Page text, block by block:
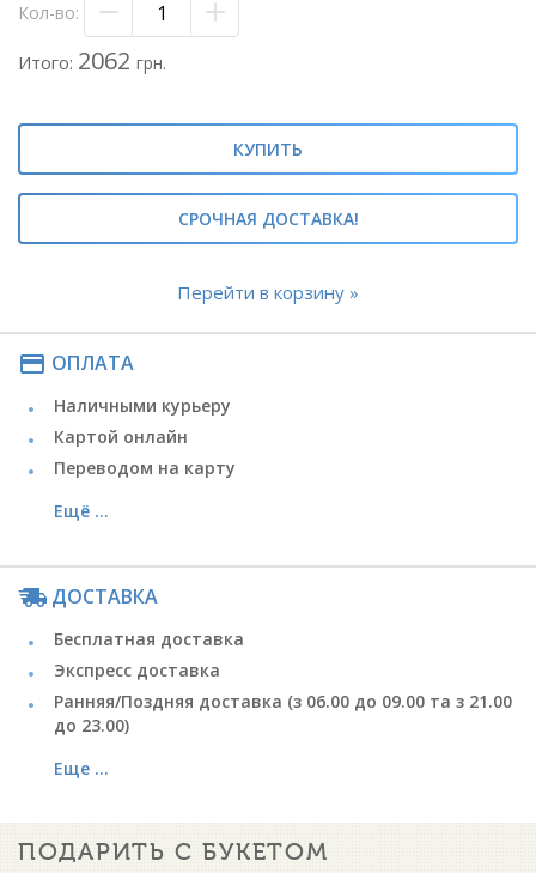
Метки: #розовый букет цветов#букет роз с
маттиолой#букет цветов микс#букет с гвоздиками#
Кол-во:
Итого: 2062 грн.
КУПИТЬ
СРОЧНАЯ ДОСТАВКА!
Перейти в корзину »
payment ОПЛАТА
Наличными курьеру
Картой онлайн
Переводом на карту
Ещё ...
ДОСТАВКА
Бесплатная доставка
Экспресс доставка
Ранняя/Поздняя доставка (з 06.00 до 09.00 та з 21.00
до 23.00)
Еще ...
ПОДАРИТЬ С БУКЕТОМ